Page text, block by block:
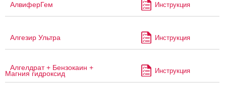
АлвиферГем Инструкция
Алгезир Ультра Инструкция
Алгелдрат + Бензокаин +
Магния гидроксид Инструкция